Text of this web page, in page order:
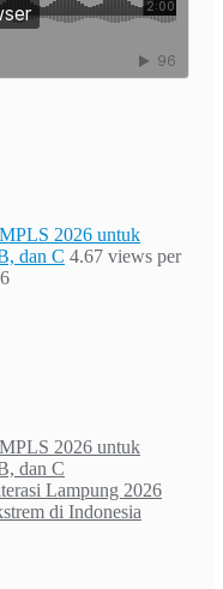
2026 untuk
dan C 4.67 views per
2026 untuk
dan C
Lampung 2026
di Indonesia